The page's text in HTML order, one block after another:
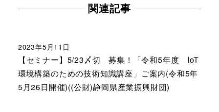
関連記事
【セミナー】5/23〆切 募集！「令和5年度 IoT
環境構築のための技術知識講座」ご案内(令和5年
5月26日開催)((公財)静岡県産業振興財団)
2023年5月11日